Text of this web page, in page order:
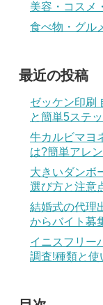
美容・コスメ
食べ物・グル
最近の投稿
ゼッケン印刷
と簡単5ステ
牛カルビマヨ
は?簡単アレ
大きいダンボ
選び方と注意
結婚式の代理
からバイト募
イニスフリー
調査!種類と使